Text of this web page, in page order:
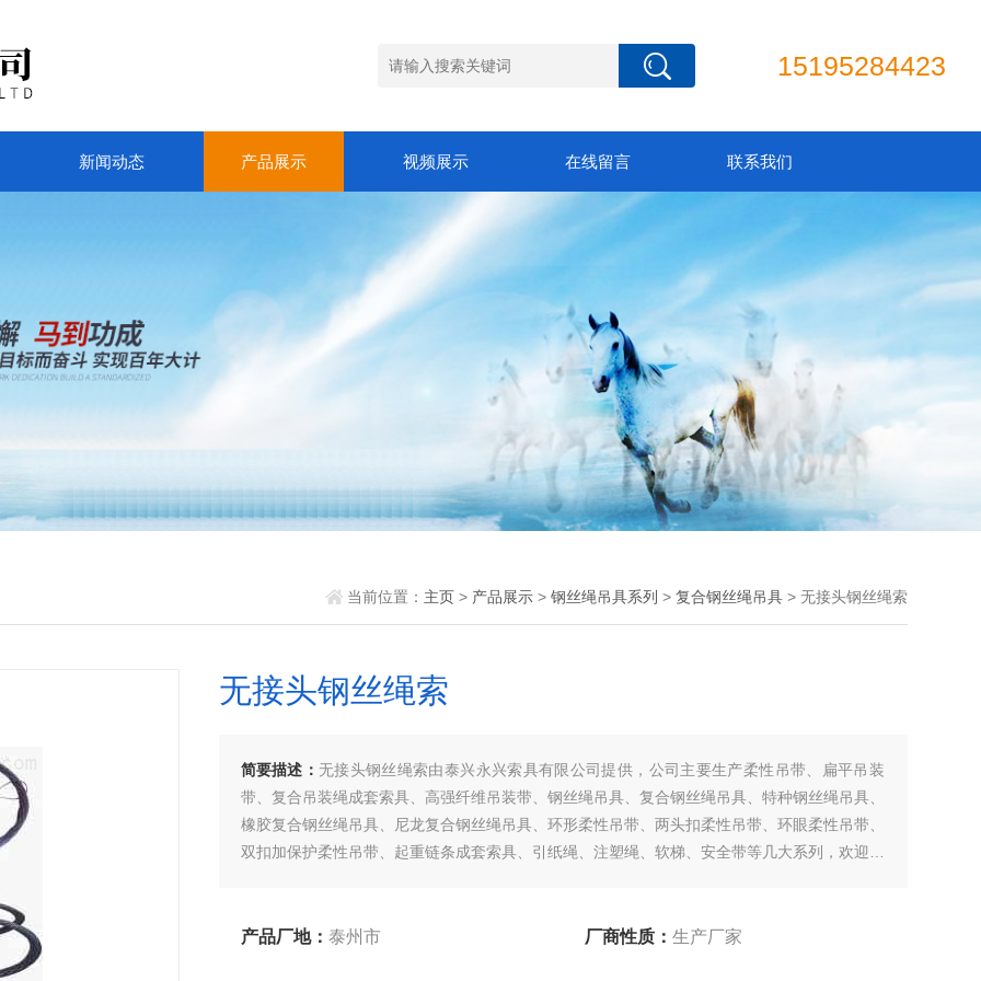
15195284423
新闻动态 产品展示 视频展示 在线留言 联系我们
当前位置： 主页> 产品展示> 钢丝绳吊具系列 > 复合钢丝绳吊具> 无接头钢丝绳索
无接头钢丝绳索
简要描述： 无接头钢丝绳索由泰兴永兴索具有限公司提供，公司主要生产柔性吊带、扁平吊装
带、复合吊装绳成套索具、高强纤维吊装带、钢丝绳吊具、复合钢丝绳吊具、特种钢丝绳吊具、
橡胶复合钢丝绳吊具、尼龙复合钢丝绳吊具、环形柔性吊带、两头扣柔性吊带、环眼柔性吊带、
双扣加保护柔性吊带、起重链条成套索具、引纸绳、注塑绳、软梯、安全带等几大系列，欢迎新
产品厂地： 泰州市 厂商性质：生产厂家